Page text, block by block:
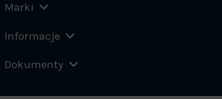
Marki
Informacje
Dokumenty